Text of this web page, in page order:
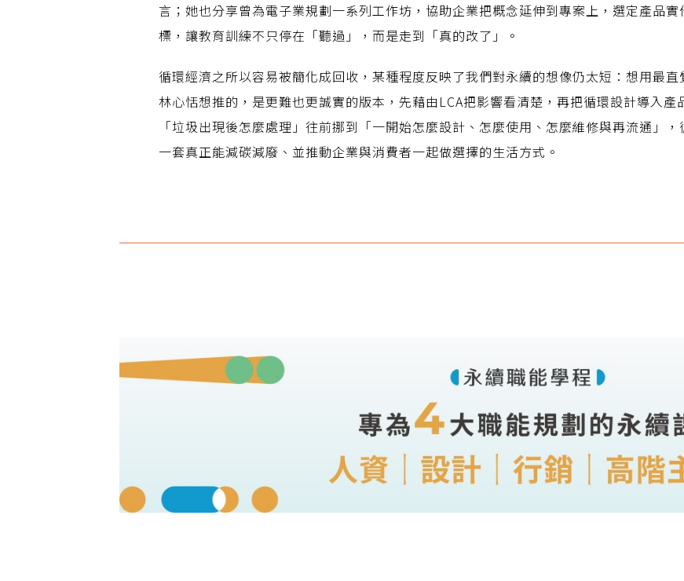
言；她也分享曾為電子業規劃一系列工作坊，協助企業把概念延伸到專案上，選定產品
標，讓教育訓練不只停在「聽過」，而是走到「真的改了」。
循環經濟之所以容易被簡化成回收，某種程度反映了我們對永續的想像仍太短：想用最
林心恬想推的，是更難也更誠實的版本，先藉由LCA把影響看清楚，再把循環設計導入
「垃圾出現後怎麼處理」往前挪到「一開始怎麼設計、怎麼使用、怎麼維修與再流通」
一套真正能減碳減廢、並推動企業與消費者一起做選擇的生活方式。